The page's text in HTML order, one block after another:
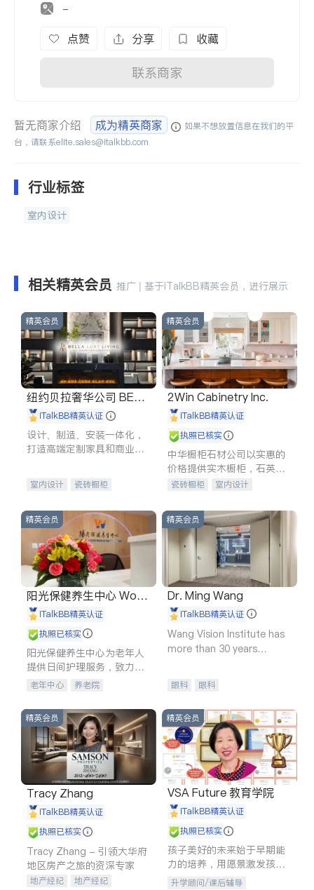
-
点赞 分享 收藏
联系商家
暂无商家介绍 成为精英商家
如果不想放置信息在我们的平
台，请联系elite.sales@italkbb.com
行业标签
室内设计
相关精英会员 推广 | 基于iTalkBB精英会员，进行展示
精英会员
纽约贝拉奢华公司 BELL
A LUXE
iTalkBB精英认证
设计、制造、安装一体化，
打造高端定制家具和商业空
室内设计
瓷砖橱柜
售前软装staging
室内装修
精英会员
2Win Cabinetry Inc.
iTalkBB精英认证
执照已核实
中华橱柜石材公司以实惠的
价格提供实木橱柜，石英石
台面，多种优质不锈钢水
质厨房，家的选择。
瓷砖橱柜
室内设计
室内装修
精英会员
阳光保健养生中心 World
shine
iTalkBB精英认证
执照已核实
阳光保健养生中心为老年人
提供日间护理服务，致力于
通过持续的护理创新来有效
老年中心 养老院
精英会员
Dr. Ming Wang
iTalkBB精英认证
Wang Vision Institute has
more than 30 years
眼科 眼科
精英会员
Tracy Zhang
iTalkBB精英认证
执照已核实
Tracy Zhang - 引领大华府
地区房产之旅的资深专家
地产经纪
地产经纪
精英会员
VSA Future 教育学院
iTalkBB精英认证
执照已核实
孩子美好的未来始于早期能
力的培养，用愿景激发孩子
的学习潜力和动力。理念：
升学顾问/课后辅导